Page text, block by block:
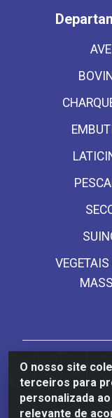
O nosso site
terceiros para
personalizada
relevante de
VEGETAIS
Frinscal -
LTDA - Rodovia
Rosa,